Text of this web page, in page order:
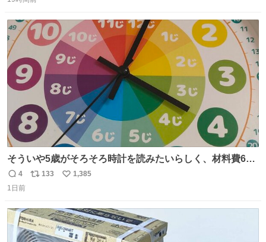
信
ポ
ト
数
数
そういや5歳がそろそろ時計を読みたいらしく、材料費600
円で作れる知育時計作ってみた！ めっちゃ簡単！ ありがと
う先人！
返
信
4
リ
ト
数
133
い
数
1,385
1日前